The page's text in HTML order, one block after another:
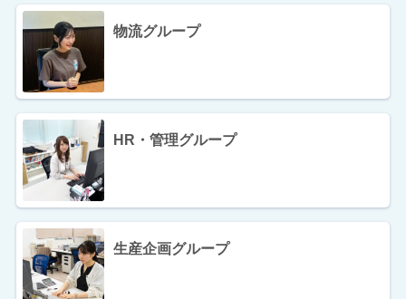
物流グループ
HR・管理グループ
生産企画グループ